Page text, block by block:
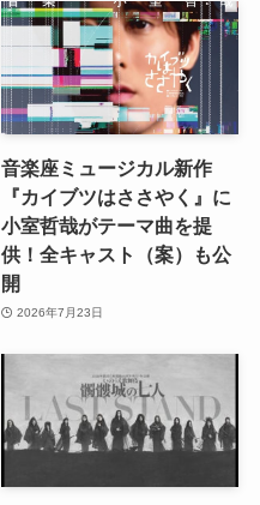
音楽座ミュージカル新作
『カイブツはささやく』に
小室哲哉がテーマ曲を提
供！全キャスト（案）も公
開
2026年7月23日